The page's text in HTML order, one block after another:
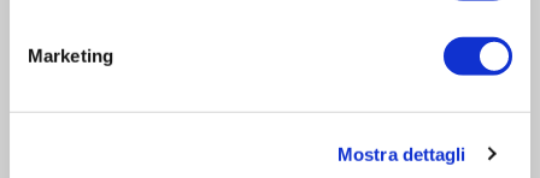
Marketing
Mostra dettagli